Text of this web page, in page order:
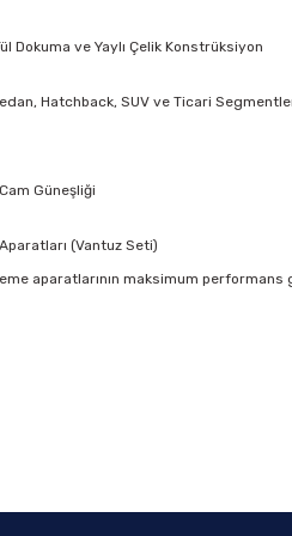
Dokuma ve Yaylı Çelik Konstrüksiyon
Hatchback, SUV ve Ticari
Güneşliği
(Vantuz Seti)
aparatlarının maksimum performans